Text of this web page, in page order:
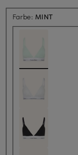
Farbe: MINT